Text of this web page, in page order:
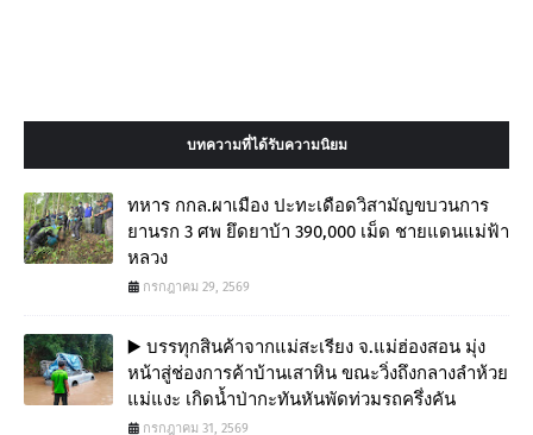
บทความที่ได้รับความนิยม
ทหาร กกล.ผาเมือง ปะทะเดือดวิสามัญขบวนการ
ยานรก 3 ศพ ยึดยาบ้า 390,000 เม็ด ชายแดนแม่ฟ้า
หลวง
กรกฎาคม 29, 2569
▶️ บรรทุกสินค้าจากแม่สะเรียง จ.แม่ฮ่องสอน มุ่ง
หน้าสู่ช่องการค้าบ้านเสาหิน ขณะวิ่งถึงกลางลำห้วย
แม่แงะ เกิดน้ำป่ากะทันหันพัดท่วมรถครึ่งคัน
กรกฎาคม 31, 2569